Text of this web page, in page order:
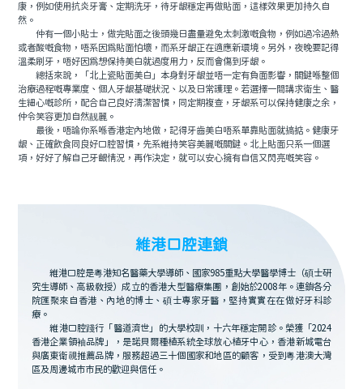
康，例如使用抗炎牙膏、定期洗牙，待牙龈穩定再做貼面，這樣效果更加持久自
然。
仲有一個小貼士，做完貼面之後頭幾日盡量避免太刺激嘅食物，例如過冷過熱
或者酸嘅食物，唔系因爲貼面怕壞，而系牙龈正在適應新環境。另外，夜晚要記得
溫柔刷牙，唔好因爲想保持美白就過度用力，反而會傷到牙龈。
總括來說，「北上瓷貼面美白」本身對牙龈並唔一定有負面影響，關鍵喺整個
治療過程嘅專業度、個人牙龈基礎狀況、以及日常護理。若選擇一間講求衛生、醫
生細心嘅診所，配合自己良好清潔習慣，同定期複查，牙龈系可以保持健康之余，
仲令笑容更加自然靓麗。
最後，唔論你系喺香港定內地做，記得牙齒美白唔系單靠貼面就搞掂。健康牙
龈、正確飲食同良好口腔習慣，先系維持笑容美麗嘅關鍵。北上貼面只系一個選
項，好好了解自己牙齦情況，再作決定，就可以安心擁有自信又閃亮嘅笑容。
維港口腔連鎖
維港口腔是粵港知名醫藥大學導師、國家985重點大學醫學博士（碩士研
究生導師、高級教授）成立的香港大型醫療集團，創始於2008年。連鎖各分
院匯聚來自香港、內地的博士、碩士專家牙醫，堅持實實在在做好牙科診
療。
維港口腔踐行「醫道濟世」的大學校訓，十六年穩定開診。榮獲「2024
香港企業領袖品牌」，是諾貝爾種植系統全球放心植牙中心，香港新城電台
與廣東衛視推薦品牌，服務超過三十個國家和地區的顧客，受到粵港澳大灣
區及周邊城市市民的歡迎與信任。